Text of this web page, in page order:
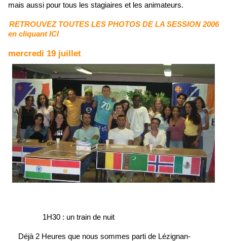
mais aussi pour tous les stagiaires et les animateurs.
RETROUVEZ TOUTES LES PHOTOS DE LA SESSION 2006
en cliquant ICI
mercredi 19 juillet
1H30 : un train de nuit
Déjà 2 Heures que nous sommes parti de Lézignan-